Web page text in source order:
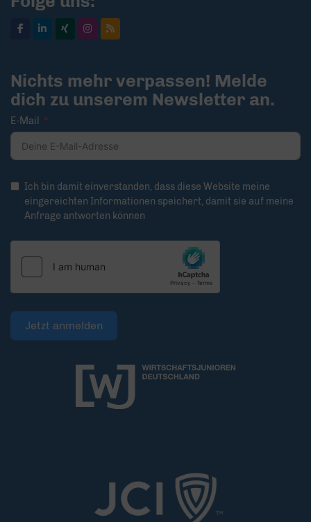
Nichts mehr verpassen! Melde
dich zu unserem Newsletter an.
E-Mail
Ich bin damit einverstanden, dass diese Website meine
eingereichten Informationen speichert, damit sie auf meine
Anfrage antworten können
Jetzt anmelden